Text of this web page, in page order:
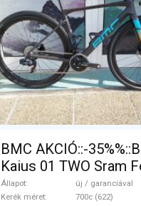
BMC AKCIÓ::-35%%::BMC
Kaius 01 TWO Sram
eTap(54 Gravel / CX
Force eTap AXS
Állapot
új / garanciával
Kerék méret
700c (622)